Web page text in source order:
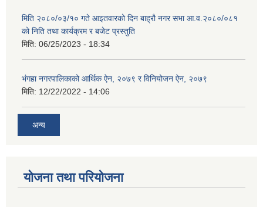
मिति २०८०/०३/१० गते आइतवारको दिन बाह्रौ नगर सभा आ.व.२०८०/०८१
को निति तथा कार्यक्रम र बजेट प्रस्तुति
मिति: 06/25/2023 - 18:34
भंगहा नगरपालिकाको आर्थिक ऐन, २०७९ र विनियोजन ऐन, २०७९
मिति: 12/22/2022 - 14:06
अन्य
योजना तथा परियोजना